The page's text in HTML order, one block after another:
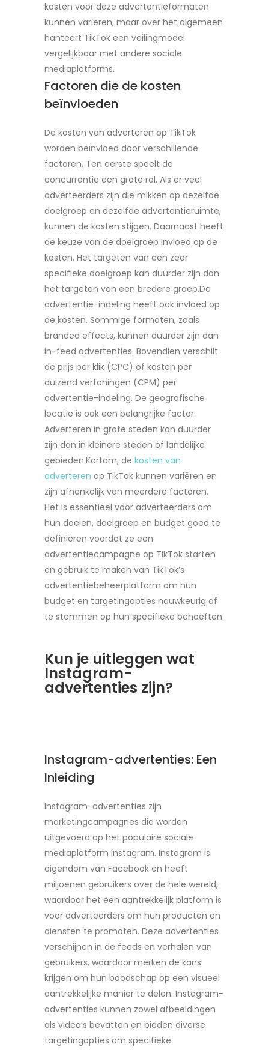
kosten voor deze advertentieformaten
kunnen variëren, maar over het algemeen
hanteert TikTok een veilingmodel
vergelijkbaar met andere sociale
mediaplatforms.
Factoren die de kosten
beïnvloeden
De kosten van adverteren op TikTok
worden beïnvloed door verschillende
factoren. Ten eerste speelt de
concurrentie een grote rol. Als er veel
adverteerders zijn die mikken op dezelfde
doelgroep en dezelfde advertentieruimte,
kunnen de kosten stijgen. Daarnaast heeft
de keuze van de doelgroep invloed op de
kosten. Het targeten van een zeer
specifieke doelgroep kan duurder zijn dan
het targeten van een bredere groep.De
advertentie-indeling heeft ook invloed op
de kosten. Sommige formaten, zoals
branded effects, kunnen duurder zijn dan
in-feed advertenties. Bovendien verschilt
de prijs per klik (CPC) of kosten per
duizend vertoningen (CPM) per
advertentie-indeling. De geografische
locatie is ook een belangrijke factor.
Adverteren in grote steden kan duurder
zijn dan in kleinere steden of landelijke
gebieden.Kortom, de kosten van
adverteren op TikTok kunnen variëren en
zijn afhankelijk van meerdere factoren.
Het is essentieel voor adverteerders om
hun doelen, doelgroep en budget goed te
definiëren voordat ze een
advertentiecampagne op TikTok starten
en gebruik te maken van TikTok’s
advertentiebeheerplatform om hun
budget en targetingopties nauwkeurig af
te stemmen op hun specifieke behoeften.
Kun je uitleggen wat
Instagram-
advertenties zijn?
Instagram-advertenties: Een
Inleiding
Instagram-advertenties zijn
marketingcampagnes die worden
uitgevoerd op het populaire sociale
mediaplatform Instagram. Instagram is
eigendom van Facebook en heeft
miljoenen gebruikers over de hele wereld,
waardoor het een aantrekkelijk platform is
voor adverteerders om hun producten en
diensten te promoten. Deze advertenties
verschijnen in de feeds en verhalen van
gebruikers, waardoor merken de kans
krijgen om hun boodschap op een visueel
aantrekkelijke manier te delen. Instagram-
advertenties kunnen zowel afbeeldingen
als video’s bevatten en bieden diverse
targetingopties om specifieke